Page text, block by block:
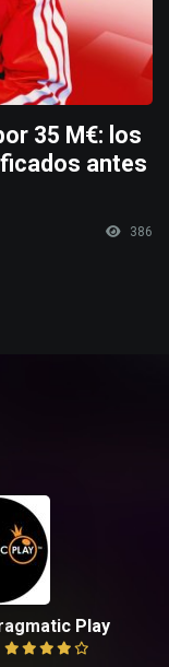
35 M€: los
antes
386
Play